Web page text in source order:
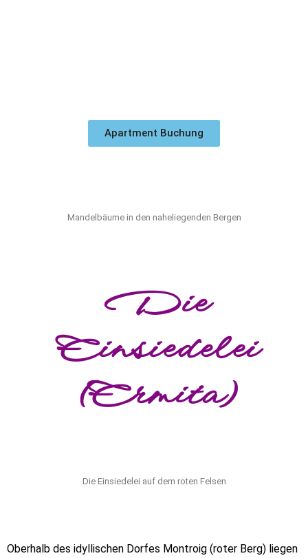
Apartment Buchung
Mandelbäume in den naheliegenden Bergen
Die
Einsiedelei
(Ermita)
Die Einsiedelei auf dem roten Felsen
Oberhalb des idyllischen Dorfes Montroig (roter Berg) liegen